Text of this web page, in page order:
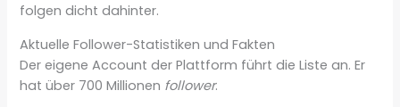
folgen dicht dahinter.
Aktuelle Follower-Statistiken und Fakten
Der eigene Account der Plattform führt die Liste an. Er
hat über 700 Millionen follower.